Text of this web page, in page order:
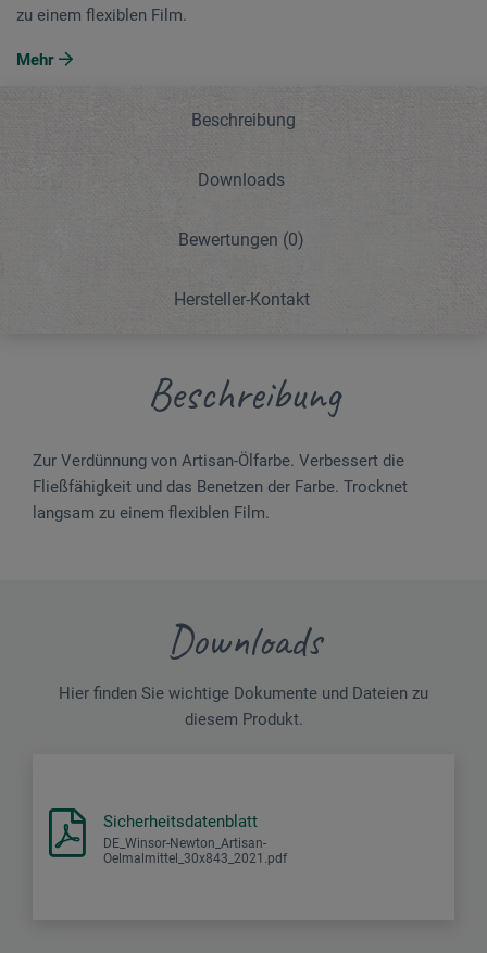
zu einem flexiblen Film.
Mehr
Beschreibung
Downloads
Bewertungen (0)
Hersteller-Kontakt
Beschreibung
Zur Verdünnung von Artisan-Ölfarbe. Verbessert die
Fließfähigkeit und das Benetzen der Farbe. Trocknet
langsam zu einem flexiblen Film.
Downloads
Hier finden Sie wichtige Dokumente und Dateien zu
diesem Produkt.
Sicherheitsdatenblatt
DE_Winsor-Newton_Artisan-
Oelmalmittel_30x843_2021.pdf